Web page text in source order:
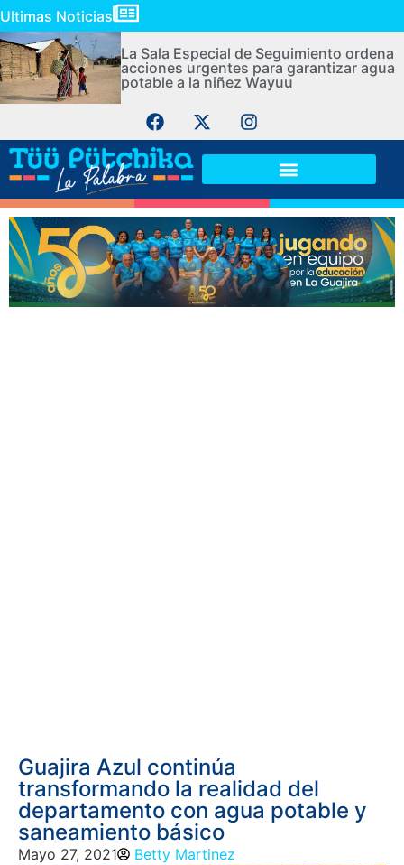
Ultimas Noticias
La Sala Especial de Seguimiento ordena
acciones urgentes para garantizar agua
potable a la niñez Wayuu
Guajira Azul continúa
transformando la realidad del
departamento con agua potable y
saneamiento básico
Mayo 27, 2021
Betty Martinez